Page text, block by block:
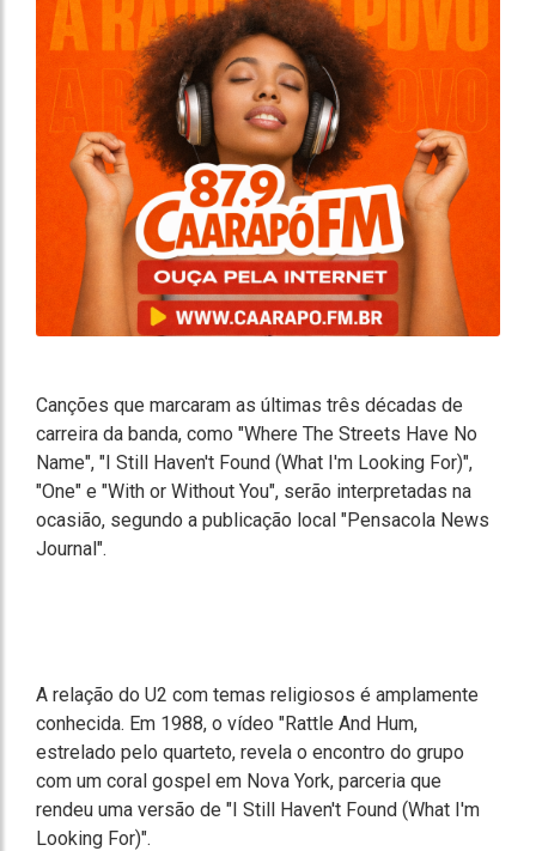
Canções que marcaram as últimas três décadas de
carreira da banda, como "Where The Streets Have No
Name", "I Still Haven't Found (What I'm Looking For)",
"One" e "With or Without You", serão interpretadas na
ocasião, segundo a publicação local "Pensacola News
Journal".
A relação do U2 com temas religiosos é amplamente
conhecida. Em 1988, o vídeo "Rattle And Hum,
estrelado pelo quarteto, revela o encontro do grupo
com um coral gospel em Nova York, parceria que
rendeu uma versão de "I Still Haven't Found (What I'm
Looking For)".